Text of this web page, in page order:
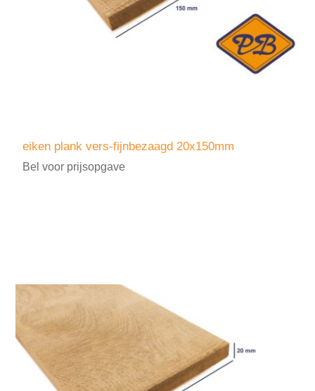
eiken plank vers-fijnbezaagd 20x150mm
Bel voor prijsopgave